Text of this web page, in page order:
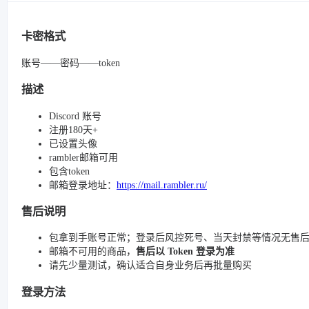
卡密格式
账号——密码——token
描述
Discord 账号
注册180天+
已设置头像
rambler邮箱可用
包含token
邮箱登录地址： https://mail.rambler.ru/
售后说明
包拿到手账号正常；登录后风控死号、当天封禁等情况无售后
邮箱不可用的商品， 售后以 Token 登录为准
请先少量测试，确认适合自身业务后再批量购买
登录方法